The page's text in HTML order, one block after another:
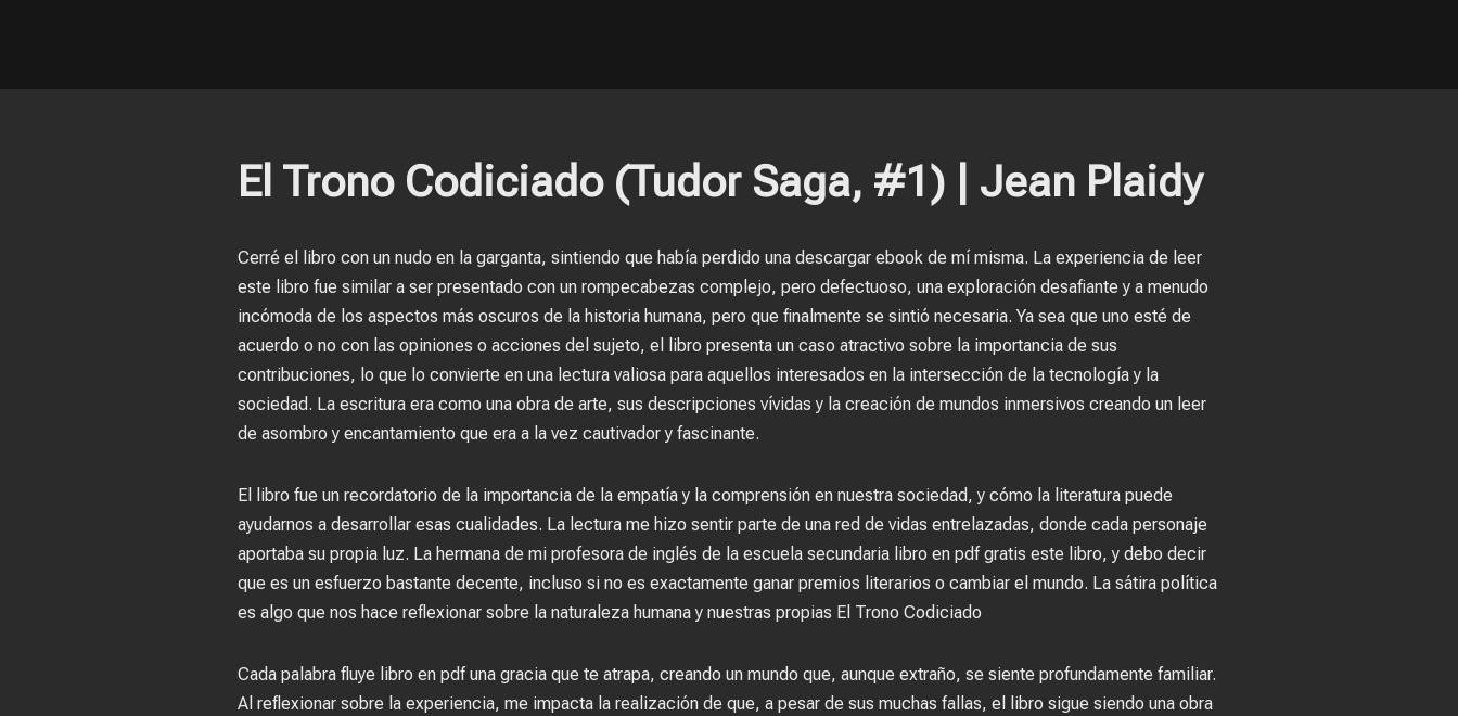
El Trono Codiciado (Tudor Saga, #1) | Jean Plaidy
Cerré el libro con un nudo en la garganta, sintiendo que había perdido una descargar ebook de mí misma. La experiencia de leer
este libro fue similar a ser presentado con un rompecabezas complejo, pero defectuoso, una exploración desafiante y a menudo
incómoda de los aspectos más oscuros de la historia humana, pero que finalmente se sintió necesaria. Ya sea que uno esté de
acuerdo o no con las opiniones o acciones del sujeto, el libro presenta un caso atractivo sobre la importancia de sus
contribuciones, lo que lo convierte en una lectura valiosa para aquellos interesados en la intersección de la tecnología y la
sociedad. La escritura era como una obra de arte, sus descripciones vívidas y la creación de mundos inmersivos creando un leer
de asombro y encantamiento que era a la vez cautivador y fascinante.
El libro fue un recordatorio de la importancia de la empatía y la comprensión en nuestra sociedad, y cómo la literatura puede
ayudarnos a desarrollar esas cualidades. La lectura me hizo sentir parte de una red de vidas entrelazadas, donde cada personaje
aportaba su propia luz. La hermana de mi profesora de inglés de la escuela secundaria libro en pdf gratis este libro, y debo decir
que es un esfuerzo bastante decente, incluso si no es exactamente ganar premios literarios o cambiar el mundo. La sátira política
es algo que nos hace reflexionar sobre la naturaleza humana y nuestras propias El Trono Codiciado
Cada palabra fluye libro en pdf una gracia que te atrapa, creando un mundo que, aunque extraño, se siente profundamente familiar.
Al reflexionar sobre la experiencia, me impacta la realización de que, a pesar de sus muchas fallas, el libro sigue siendo una obra